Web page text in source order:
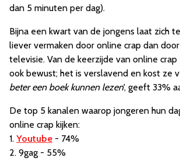
dan 5 minuten per dag).
Bijna een kwart van de jongens laat zich
liever vermaken door online crap dan
televisie. Van de keerzijde van online crap
ook bewust; het is verslavend en kost ze
beter een boek kunnen lezen', geeft 33%
De top 5 kanalen waarop jongeren hun
online crap kijken:
1. Youtube - 74%
2. 9gag - 55%